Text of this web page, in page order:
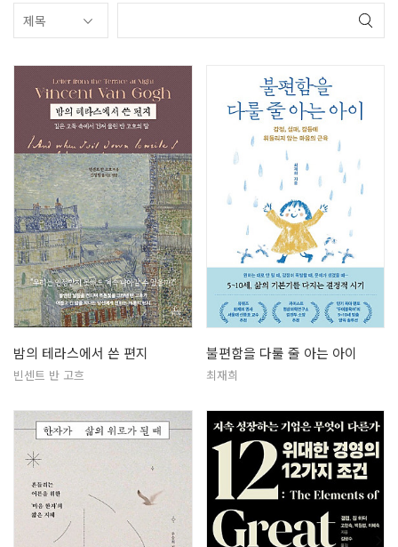
밤의 테라스에서 쓴 편지
빈센트 반 고흐
불편함을 다룰 줄 아는 아이
최재희